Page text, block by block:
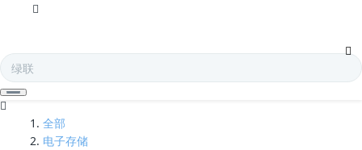
全部
电子存储